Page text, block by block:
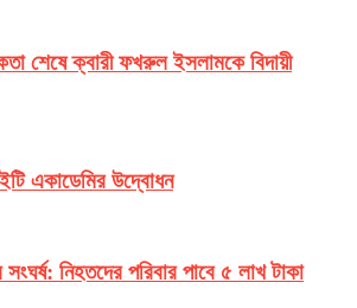
শেষে ক্বারী ফখরুল ইসলামকে বিদায়ী
একাডেমির উদ্বোধন
নিহতদের পরিবার পাবে ৫ লাখ টাকা